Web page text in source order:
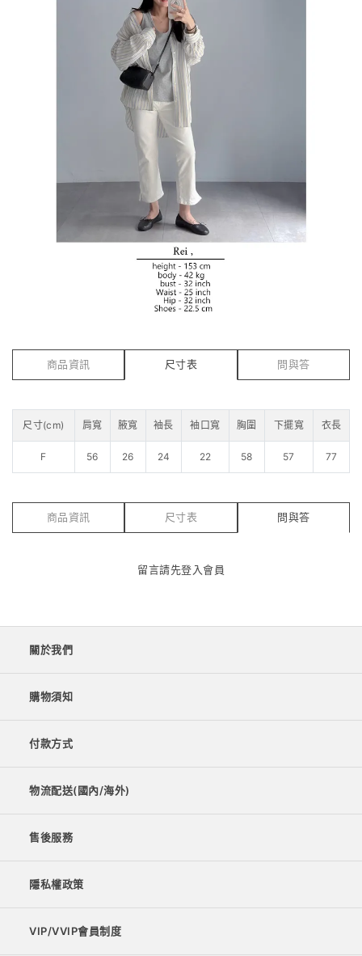
商品資訊 尺寸表 問與答
尺寸(cm) 肩寬 腋寬 袖長 袖口寬 胸圍 下擺寬 衣長
F 56 26 24 22 58 57 77
商品資訊 尺寸表 問與答
留言請先登入會員
關於我們
購物須知
付款方式
物流配送(國內/海外)
售後服務
隱私權政策
VIP/VVIP會員制度